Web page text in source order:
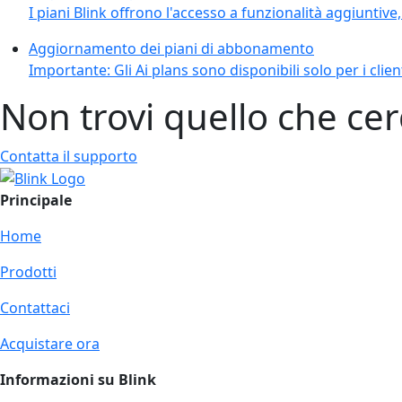
I piani Blink offrono l'accesso a funzionalità
Aggiornamento dei piani di abbonamento
Importante: Gli Ai plans sono disponibili solo per i
Non trovi quello che
Contatta il supporto
Principale
Home
Prodotti
Contattaci
Acquistare ora
Informazioni su Blink